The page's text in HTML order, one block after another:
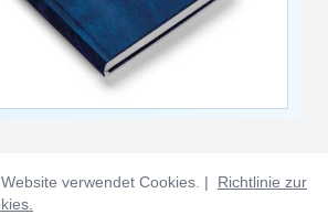
verwendet Cookies. | Richtlinie zur